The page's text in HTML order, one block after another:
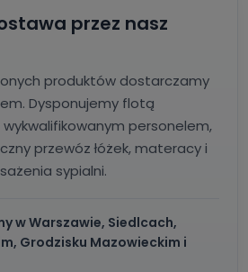
przez nasz
produktów dostarczamy
Dysponujemy flotą
personelem,
przewóz łóżek, materacy i
sypialni.
w Warszawie, Siedlcach,
Grodzisku Mazowieckim i